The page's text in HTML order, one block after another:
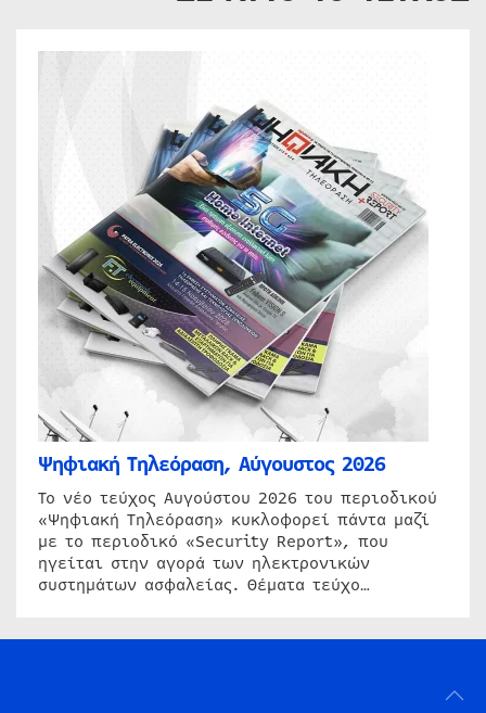
Ψηφιακή Τηλεόραση, Αύγουστος 2026
Το νέο τεύχος Αυγούστου 2026 του περιοδικού
«Ψηφιακή Τηλεόραση» κυκλοφορεί πάντα μαζί
με το περιοδικό «Security Report», που
ηγείται στην αγορά των ηλεκτρονικών
συστημάτων ασφαλείας. Θέματα τεύχο…